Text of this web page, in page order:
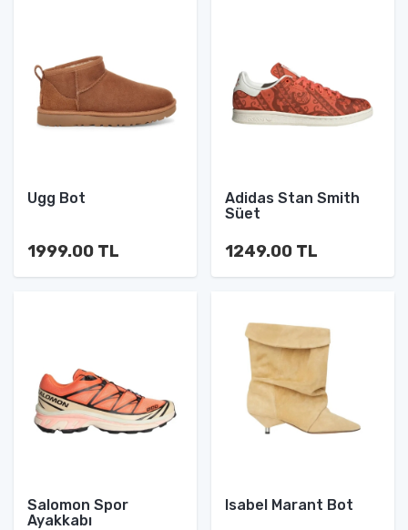
Ugg Bot
1999.00 TL
Adidas Stan Smith
Süet
1249.00 TL
Salomon Spor
Ayakkabı
Isabel Marant Bot